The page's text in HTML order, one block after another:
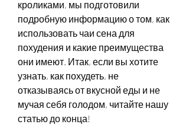
кроликами, мы подготовили
подробную информацию о том, как
использовать чаи сена для
похудения и какие преимущества
они имеют. Итак, если вы хотите
узнать, как похудеть, не
отказываясь от вкусной еды и не
мучая себя голодом, читайте нашу
статью до конца!